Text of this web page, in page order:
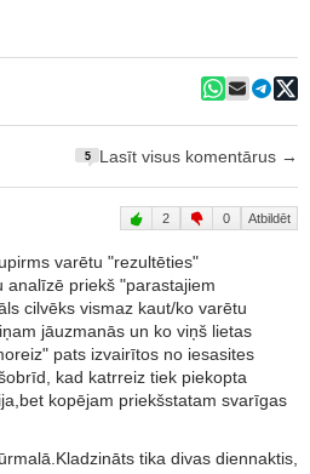
5 Lasīt visus komentārus →
2 0 Atbildēt
varētu "rezultēties"
analīzē priekš "parastajiem
cilvēks vismaz kaut/ko varētu
jāuzmanās un ko viņš lietas
pats izvairītos no iesasites
kad katrreiz tiek piekopta
kopējam priekšstatam svarīgas
tika divas diennaktis,